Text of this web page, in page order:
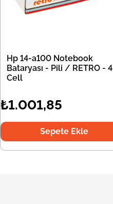
Hp 14-a100 Notebook
Bataryası - Pili / RETRO - 4
Cell
₺1.001,85
Sepete Ekle